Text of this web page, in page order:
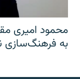
محمود امیری
به فرهنگ‌سازی